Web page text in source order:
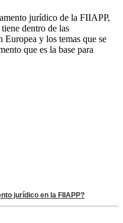
jurídico de la FIIAPP,
dentro de las
y los temas que se
que es la base para
jurídico en la FIIAPP?